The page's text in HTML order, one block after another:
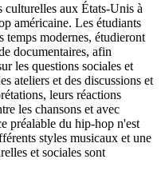
culturelles aux États-Unis à
américaine. Les étudiants
temps modernes, étudieront
documentaires, afin
les questions sociales et
ateliers et des discussions et
leurs réactions
les chansons et avec
préalable du hip-hop n'est
styles musicaux et une
et sociales sont